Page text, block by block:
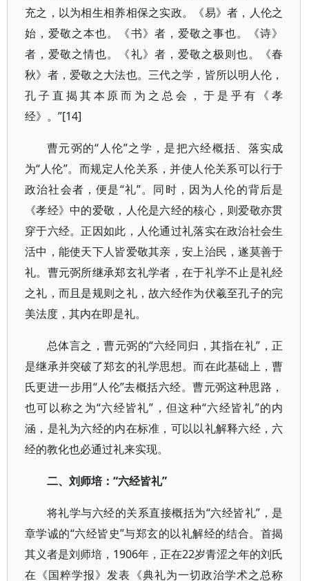
充之，以为相生相养相保之实政。《易》者，人伦之
始，爱敬之本也。《书》者，爱敬之事也。《诗》
者，爱敬之情也。《礼》者，爱敬之极则也。《春
秋》者，爱敬之大法也。三代之学，皆所以明人伦，
孔子直揭其本原而为之总会，于是乎有《孝
经》。”[14]
曹元弼的“人伦”之学，是把六经概括、落实成
为“人伦”。而规定人伦关系，并使人伦关系可以行于
政治社会者，便是“礼”。同时，因为人伦的背后是
《孝经》中的爱敬，人伦是六经的核心，则爱敬亦贯
穿于六经。正因如此，人伦通过礼落实在政治社会生
活中，能使天下人皆爱敬其亲，安上治民，遂莫善于
礼。曹元弼所继承郑玄礼学者，在于礼学不止是礼经
之礼，而且是规则之礼，故六经作为伏羲至孔子的完
美法度，其内在即是礼。
总体言之，曹元弼的“六经同归，其指在礼”，正
是继承并突破了郑玄的礼学思想。而在此基础上，曹
氏更进一步用“人伦”去概括六经。曹元弼这种思路，
也可以称之为“六经皆礼”，但这种“六经皆礼”的内
涵，是礼为六经的内在标准，可以以礼解释六经，六
经的教化也必通过礼来实现。
二、刘师培：“六经皆礼”
将礼学与六经的关系直接概括为“六经皆礼”，是
章学诚的“六经皆史”与郑玄的以礼解经的结合。首揭
其义者是刘师培，1906年，正在22岁青涩之年的刘氏
在《国粹学报》发表《典礼为一切政治学术之总称